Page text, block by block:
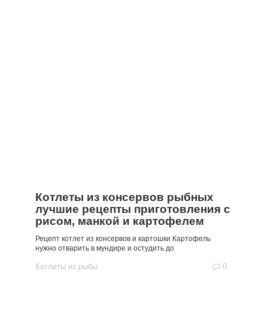
Котлеты из консервов рыбных
лучшие рецепты приготовления с
рисом, манкой и картофелем
Рецепт котлет из консервов и картошки Картофель
нужно отварить в мундире и остудить до
Котлеты из рыбы 0